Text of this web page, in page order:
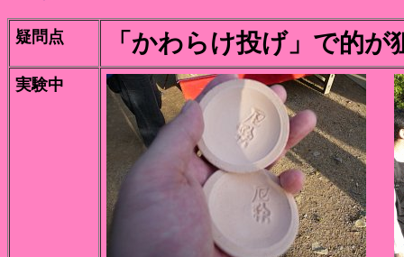
疑問点 「かわらけ投げ」で的が
実験中